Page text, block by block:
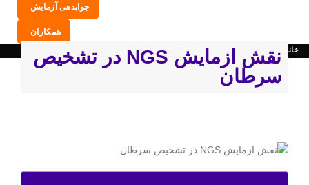
جوابدهی آزمایش
همکاران
خانه مجله زیست آزما
نقش ازمایش NGS در تشخیص
سرطان